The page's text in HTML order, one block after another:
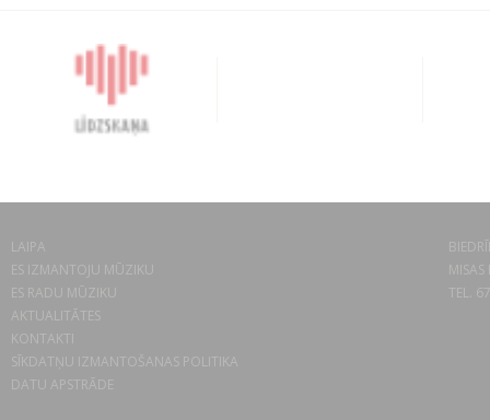
LAIPA
ES IZMANTOJU MŪZIKU
ES RADU MŪZIKU
AKTUALITĀTES
KONTAKTI
SĪKDATŅU IZMANTOŠANAS POLITIKA
DATU APSTRĀDE
TEL.